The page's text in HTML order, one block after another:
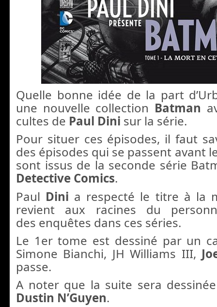
Quelle bonne idée de la part
une nouvelle collection Batman
cultes de Paul Dini sur la série.
Pour situer ces épisodes, il faut
des épisodes qui se passent avant
sont issus de la seconde série
Detective Comics.
Paul Dini a respecté le titre à la
revient aux racines du
des enquêtes dans ces séries.
Le 1er tome est dessiné par un
Simone Bianchi, JH Williams III,
passe.
A noter que la suite sera
Dustin N’Guyen.